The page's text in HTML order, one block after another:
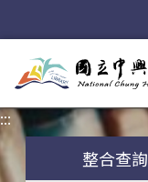
:::
整合查詢